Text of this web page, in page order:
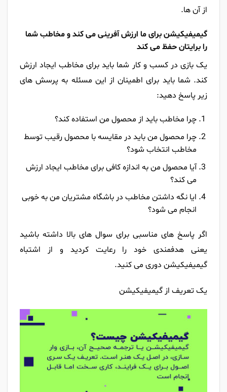
از آن ها.
گیمیفیکیشن برای ما ارزش آفرینی می کند و مخاطب شما
را برایتان حفظ می کند
یک بازی در کسب و کار شما باید برای مخاطب ایجاد ارزش
کند. شما باید برای اطمینان از این مسئله به پرسش های
زیر پاسخ دهید:
چرا مخاطب باید از محصول من استفاده کند؟
چرا محصول من باید در مقایسه با محصول رقیب توسط
مخاطب انتخاب شود؟
آیا محصول من به اندازه کافی برای مخاطب ایجاد ارزش
می کند؟
ایا نگه داشتن مخاطب در باشگاه مشتریان من به خوبی
انجام می شود؟
اگر پاسخ های مناسبی برای سوال های بالا داشته باشید
یعنی هدفمندی خود را رعایت کردید و از اشتباه
گیمیفیکیشن دوری می کنید.
یک تعریف از گیمیفیکیشن